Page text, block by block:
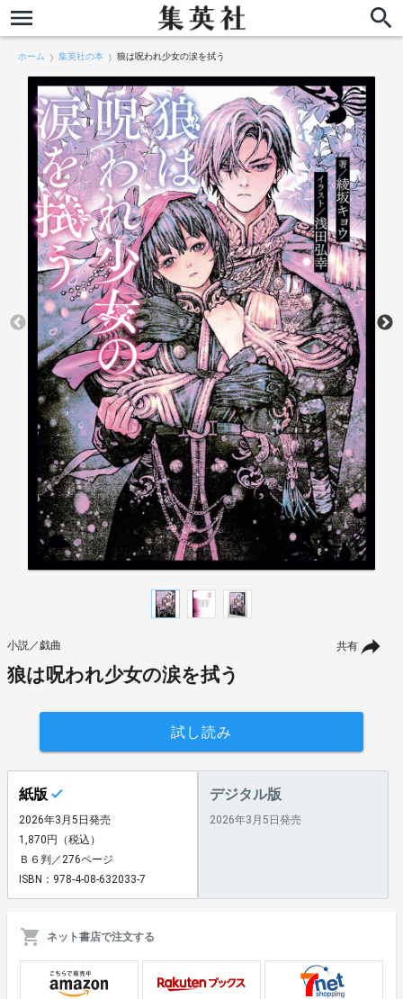
ホーム 集英社の本 狼は呪われ少女の涙を拭う
共有
小説／戯曲
狼は呪われ少女の涙を拭う
試し読み
紙版
2026年3月5日発売
1,870円（税込）
Ｂ６判／276ページ
ISBN：978-4-08-632033-7
デジタル版
2026年3月5日発売
ネット書店で注文する